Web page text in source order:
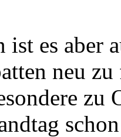
ist es aber
neu
zu